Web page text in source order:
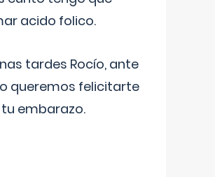
acido folico.
tardes Rocío, ante
queremos felicitarte
embarazo.